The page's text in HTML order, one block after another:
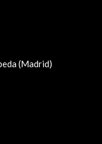
(Madrid)